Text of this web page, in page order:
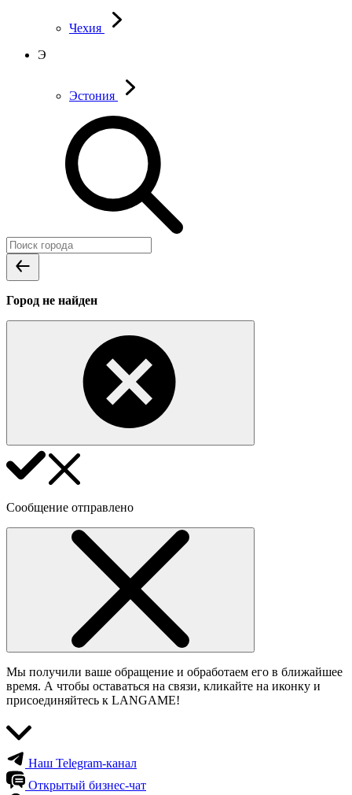
Чехия
Э
Эстония
Город не найден
Сообщение отправлено
Мы получили ваше обращение и обработаем его в ближайшее
время. А чтобы оставаться на связи, кликайте на иконку и
присоединяйтесь к LANGAME!
Наш Telegram-канал
Открытый бизнес-чат